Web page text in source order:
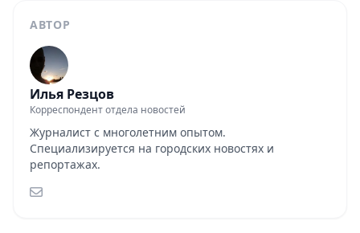
АВТОР
Илья Резцов
Корреспондент отдела новостей
Журналист с многолетним опытом.
Специализируется на городских новостях и
репортажах.